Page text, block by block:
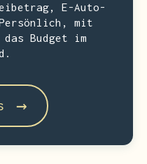
E-Auto-
Persönlich, mit
Budget im
→